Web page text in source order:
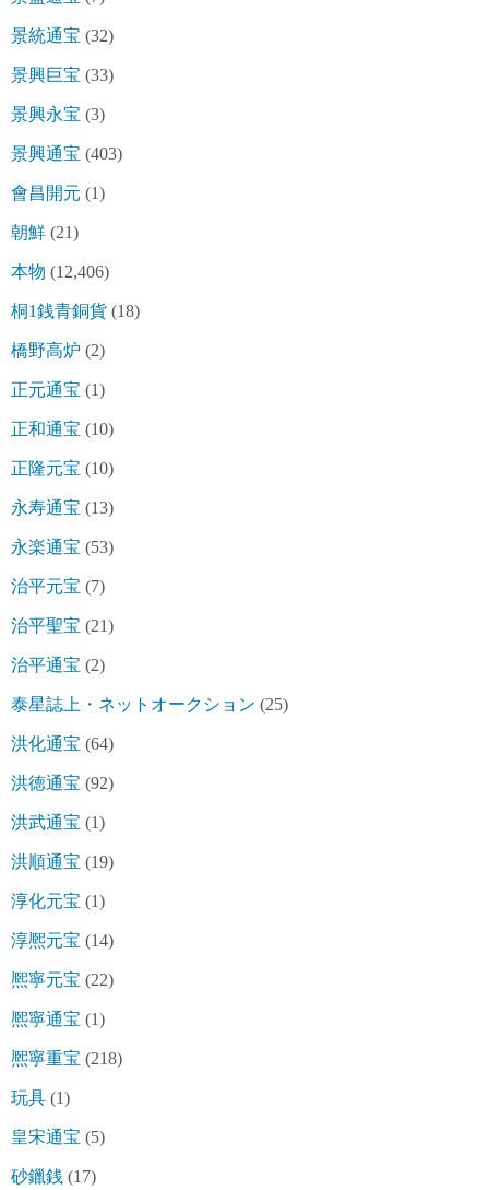
景統通宝 (32)
景興巨宝 (33)
景興永宝 (3)
景興通宝 (403)
會昌開元 (1)
朝鮮 (21)
本物 (12,406)
桐1銭青銅貨 (18)
橋野高炉 (2)
正元通宝 (1)
正和通宝 (10)
正隆元宝 (10)
永寿通宝 (13)
永楽通宝 (53)
治平元宝 (7)
治平聖宝 (21)
治平通宝 (2)
泰星誌上・ネットオークション (25)
洪化通宝 (64)
洪徳通宝 (92)
洪武通宝 (1)
洪順通宝 (19)
淳化元宝 (1)
淳熈元宝 (14)
熈寧元宝 (22)
熈寧通宝 (1)
熈寧重宝 (218)
玩具 (1)
皇宋通宝 (5)
砂鑞銭 (17)